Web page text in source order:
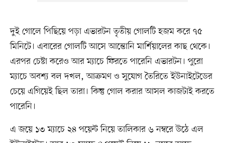
দুই গোলে পিছিয়ে পড়া এভারটন তৃতীয় গোলটি হজম করে ৭৫
মিনিটে। এবারের গোলটি আসে আন্তোনি মার্শিয়ালের কাছ থেকে।
এরপর চেষ্টা করেও আর ম্যাচে ফিরতে পারেনি এভারটন। পুরো
ম্যাচে অবশ্য বল দখল, আক্রমণ ও সুযোগ তৈরিতে ইউনাইটেডের
চেয়ে এগিয়েই ছিল তারা। কিন্তু গোল করার আসল কাজটাই করতে
পারেনি।
এ জয়ে ১৩ ম্যাচে ২৪ পয়েন্ট নিয়ে তালিকার ৬ নম্বরে উঠে এল